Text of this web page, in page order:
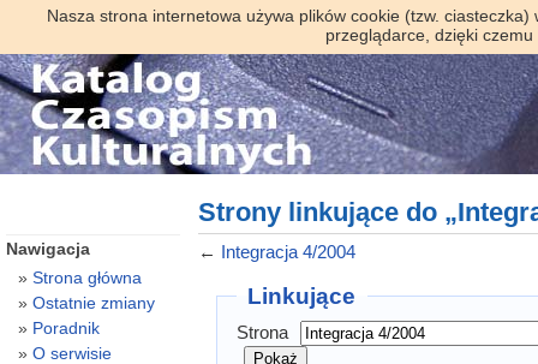
Nasza strona internetowa używa plików cookie (tzw.
przeglądarce, dzięki
Strony linkujące do
← Integracja 4/2004
Linkujące
Strona
Nawigacja
Strona główna
Ostatnie zmiany
Poradnik
O serwisie